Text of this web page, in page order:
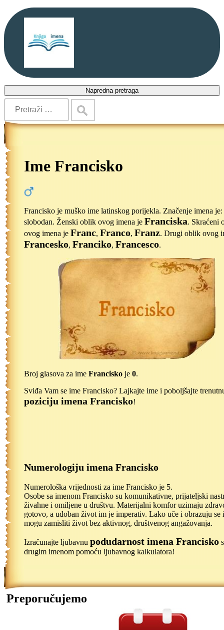
Napredna pretraga
Ime Francisko
Francisko je muško ime latinskog porijekla. Značenje imena je:
slobodan. Ženski oblik ovog imena je Franciska. Skraćeni
ovog imena je Franc, Franco, Franz. Drugi oblik ovog
Francesko, Franciko, Francesco.
Broj glasova za ime Francisko je 0.
Sviđa Vam se ime Francisko? Lajkajte ime i poboljšajte
poziciju imena Francisko!
Numerologiju imena Francisko
Numerološka vrijednosti za ime Francisko je 5.
Osobe sa imenom Francisko su komunikativne, prijateljski
živahne i omiljene u društvu. Materijalni komfor uzimaju
gotovo, a udoban život im je imperativ. Lako uče i obrazuju se
mogu zamisliti život bez aktivnog, društvenog angažovanja.
Izračunajte ljubavnu podudarnost imena Francisko
drugim imenom pomoću ljubavnog kalkulatora!
Preporučujemo